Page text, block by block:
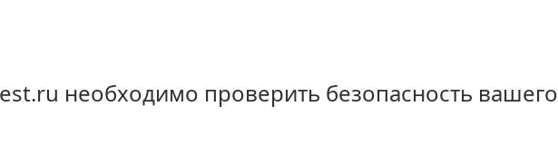
необходимо проверить безопасность вашего